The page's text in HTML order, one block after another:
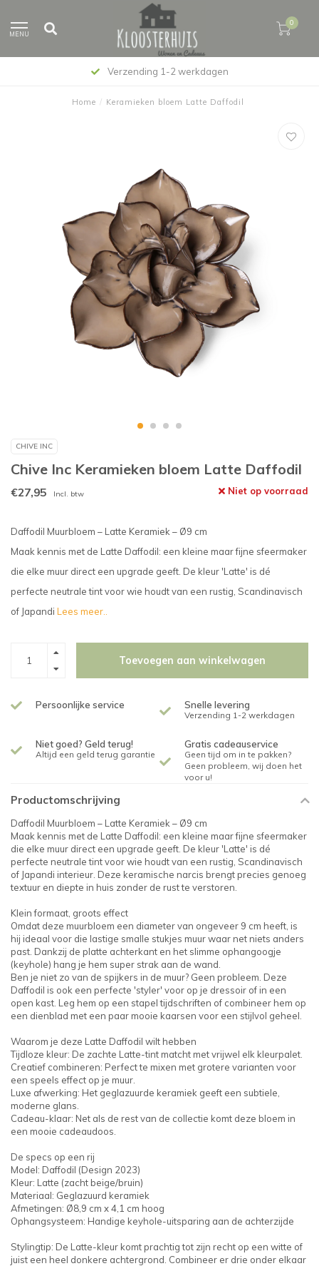
MENU
0
Verzending 1-2 werkdagen
Home / Keramieken bloem Latte Daffodil
CHIVE INC
Chive Inc Keramieken bloem Latte Daffodil
€27,95 Incl. btw Niet op voorraad
Daffodil Muurbloem – Latte Keramiek – Ø9 cm
Maak kennis met de Latte Daffodil: een kleine maar fijne sfeermaker
die elke muur direct een upgrade geeft. De kleur 'Latte' is dé
perfecte neutrale tint voor wie houdt van een rustig, Scandinavisch
of Japandi Lees meer..
Toevoegen aan winkelwagen
Persoonlijke service Snelle levering
Verzending 1-2 werkdagen
Niet goed? Geld terug!
Altijd een geld terug garantie
Gratis cadeauservice
Geen tijd om in te pakken?
Geen probleem, wij doen het
voor u!
Productomschrijving
Daffodil Muurbloem – Latte Keramiek – Ø9 cm
Maak kennis met de Latte Daffodil: een kleine maar fijne sfeermaker
die elke muur direct een upgrade geeft. De kleur 'Latte' is dé
perfecte neutrale tint voor wie houdt van een rustig, Scandinavisch
of Japandi interieur. Deze keramische narcis brengt precies genoeg
textuur en diepte in huis zonder de rust te verstoren.
Klein formaat, groots effect
Omdat deze muurbloem een diameter van ongeveer 9 cm heeft, is
hij ideaal voor die lastige smalle stukjes muur waar net niets anders
past. Dankzij de platte achterkant en het slimme ophangoogje
(keyhole) hang je hem super strak aan de wand.
Ben je niet zo van de spijkers in de muur? Geen probleem. Deze
Daffodil is ook een perfecte 'styler' voor op je dressoir of in een
open kast. Leg hem op een stapel tijdschriften of combineer hem op
een dienblad met een paar mooie kaarsen voor een stijlvol geheel.
Waarom je deze Latte Daffodil wilt hebben
Tijdloze kleur: De zachte Latte-tint matcht met vrijwel elk kleurpalet.
Creatief combineren: Perfect te mixen met grotere varianten voor
een speels effect op je muur.
Luxe afwerking: Het geglazuurde keramiek geeft een subtiele,
moderne glans.
Cadeau-klaar: Net als de rest van de collectie komt deze bloem in
een mooie cadeaudoos.
De specs op een rij
Model: Daffodil (Design 2023)
Kleur: Latte (zacht beige/bruin)
Materiaal: Geglazuurd keramiek
Afmetingen: Ø8,9 cm x 4,1 cm hoog
Ophangsysteem: Handige keyhole-uitsparing aan de achterzijde
Stylingtip: De Latte-kleur komt prachtig tot zijn recht op een witte of
juist een heel donkere achtergrond. Combineer er drie onder elkaar